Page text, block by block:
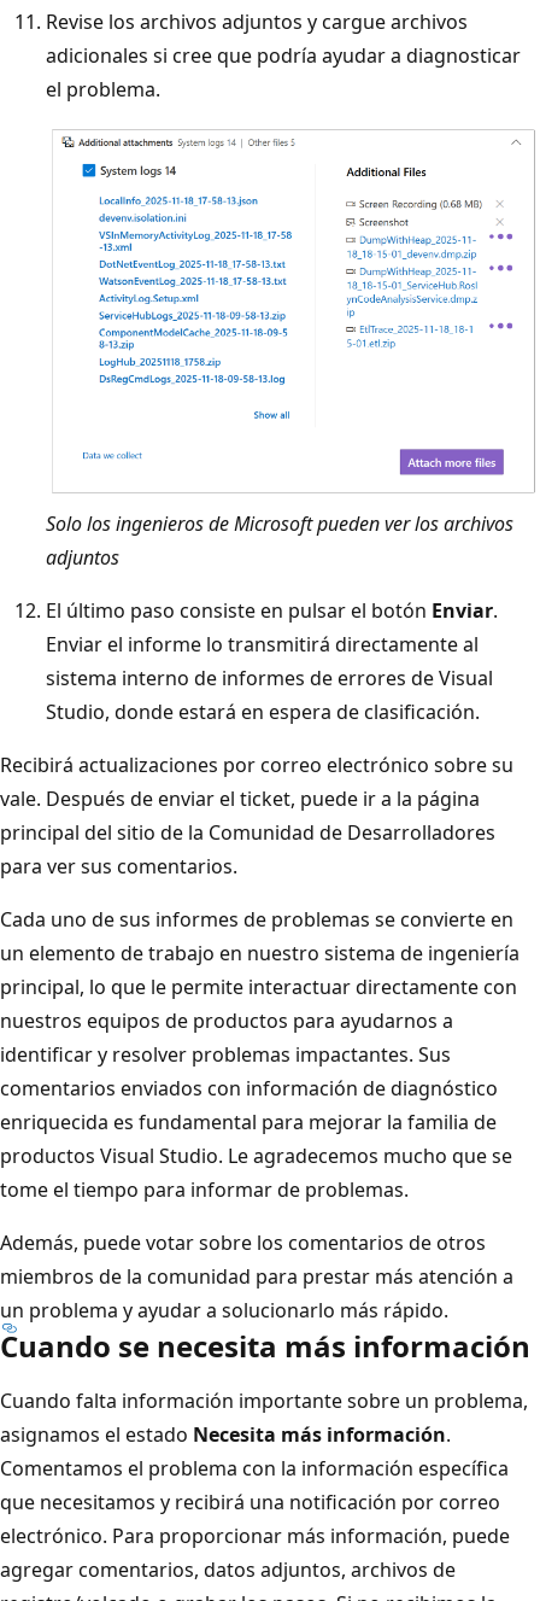
Revise los archivos adjuntos y cargue archivos
adicionales si cree que podría ayudar a diagnosticar
el problema.
Solo los ingenieros de Microsoft pueden ver los archivos
adjuntos
El último paso consiste en pulsar el botón Enviar.
Enviar el informe lo transmitirá directamente al
sistema interno de informes de errores de Visual
Studio, donde estará en espera de clasificación.
Recibirá actualizaciones por correo electrónico sobre su
vale. Después de enviar el ticket, puede ir a la página
principal del sitio de la Comunidad de Desarrolladores
para ver sus comentarios.
Cada uno de sus informes de problemas se convierte en
un elemento de trabajo en nuestro sistema de ingeniería
principal, lo que le permite interactuar directamente con
nuestros equipos de productos para ayudarnos a
identificar y resolver problemas impactantes. Sus
comentarios enviados con información de diagnóstico
enriquecida es fundamental para mejorar la familia de
productos Visual Studio. Le agradecemos mucho que se
tome el tiempo para informar de problemas.
Además, puede votar sobre los comentarios de otros
miembros de la comunidad para prestar más atención a
un problema y ayudar a solucionarlo más rápido.
Cuando se necesita más información
Cuando falta información importante sobre un problema,
asignamos el estado Necesita más información.
Comentamos el problema con la información específica
que necesitamos y recibirá una notificación por correo
electrónico. Para proporcionar más información, puede
agregar comentarios, datos adjuntos, archivos de